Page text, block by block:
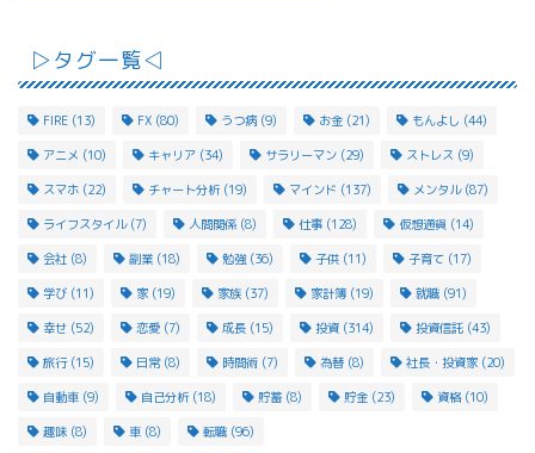
▷タグ一覧◁
FIRE (13) FX (80) うつ病 (9) お金 (21) もんよし (44)
アニメ (10) キャリア (34) サラリーマン (29) ストレス (9)
スマホ (22) チャート分析 (19) マインド (137) メンタル(87)
ライフスタイル(7) 人間関係 (8) 仕事 (128) 仮想通貨 (14)
会社 (8) 副業 (18) 勉強(36) 子供 (11) 子育て (17)
学び (11) 家 (19) 家族 (37) 家計簿 (19) 就職 (91)
幸せ (52) 恋愛 (7) 成長 (15) 投資 (314) 投資信託 (43)
旅行(15) 日常(8) 時間術 (7) 為替 (8) 社長・投資家 (20)
自動車 (9) 自己分析 (18) 貯蓄 (8) 貯金 (23) 資格(10)
趣味 (8) 車 (8) 転職 (96)